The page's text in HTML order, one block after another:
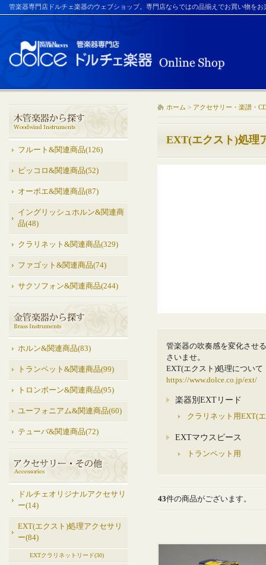
管楽器専門店ドルチェ楽器のウェブショップ。専門店ならではの品揃えでお買い物を
フルート&関連商品(126)
ピッコロ&関連商品(52)
オーボエ&関連商品(87)
イングリッシュホルン&関連商
品(48)
クラリネット&関連商品(329)
ファゴット&関連商品(74)
サクソフォン&関連商品(244)
ホルン&関連商品(83)
トランペット&関連商品(99)
トロンボーン&関連商品(95)
ユーフォニアム&関連商品(60)
テューバ&関連商品(72)
ドルチェオリジナルアクセサリ
ー(14)
EXT(エクスト)処理アクセサリ
ー(84)
EXTクラリネットリード(30)
ホーム > アクセサリー・楽譜・
EXT(エクスト)処理
管楽器の吹奏感を変化させ
さいませ。
EXT(エクスト)処理について
https://www.dolce.co.jp/ext/
楽器別EXTリード
クラリネット用EXT(
EXTマウスピース
トランペット用
43件の商品がございます。